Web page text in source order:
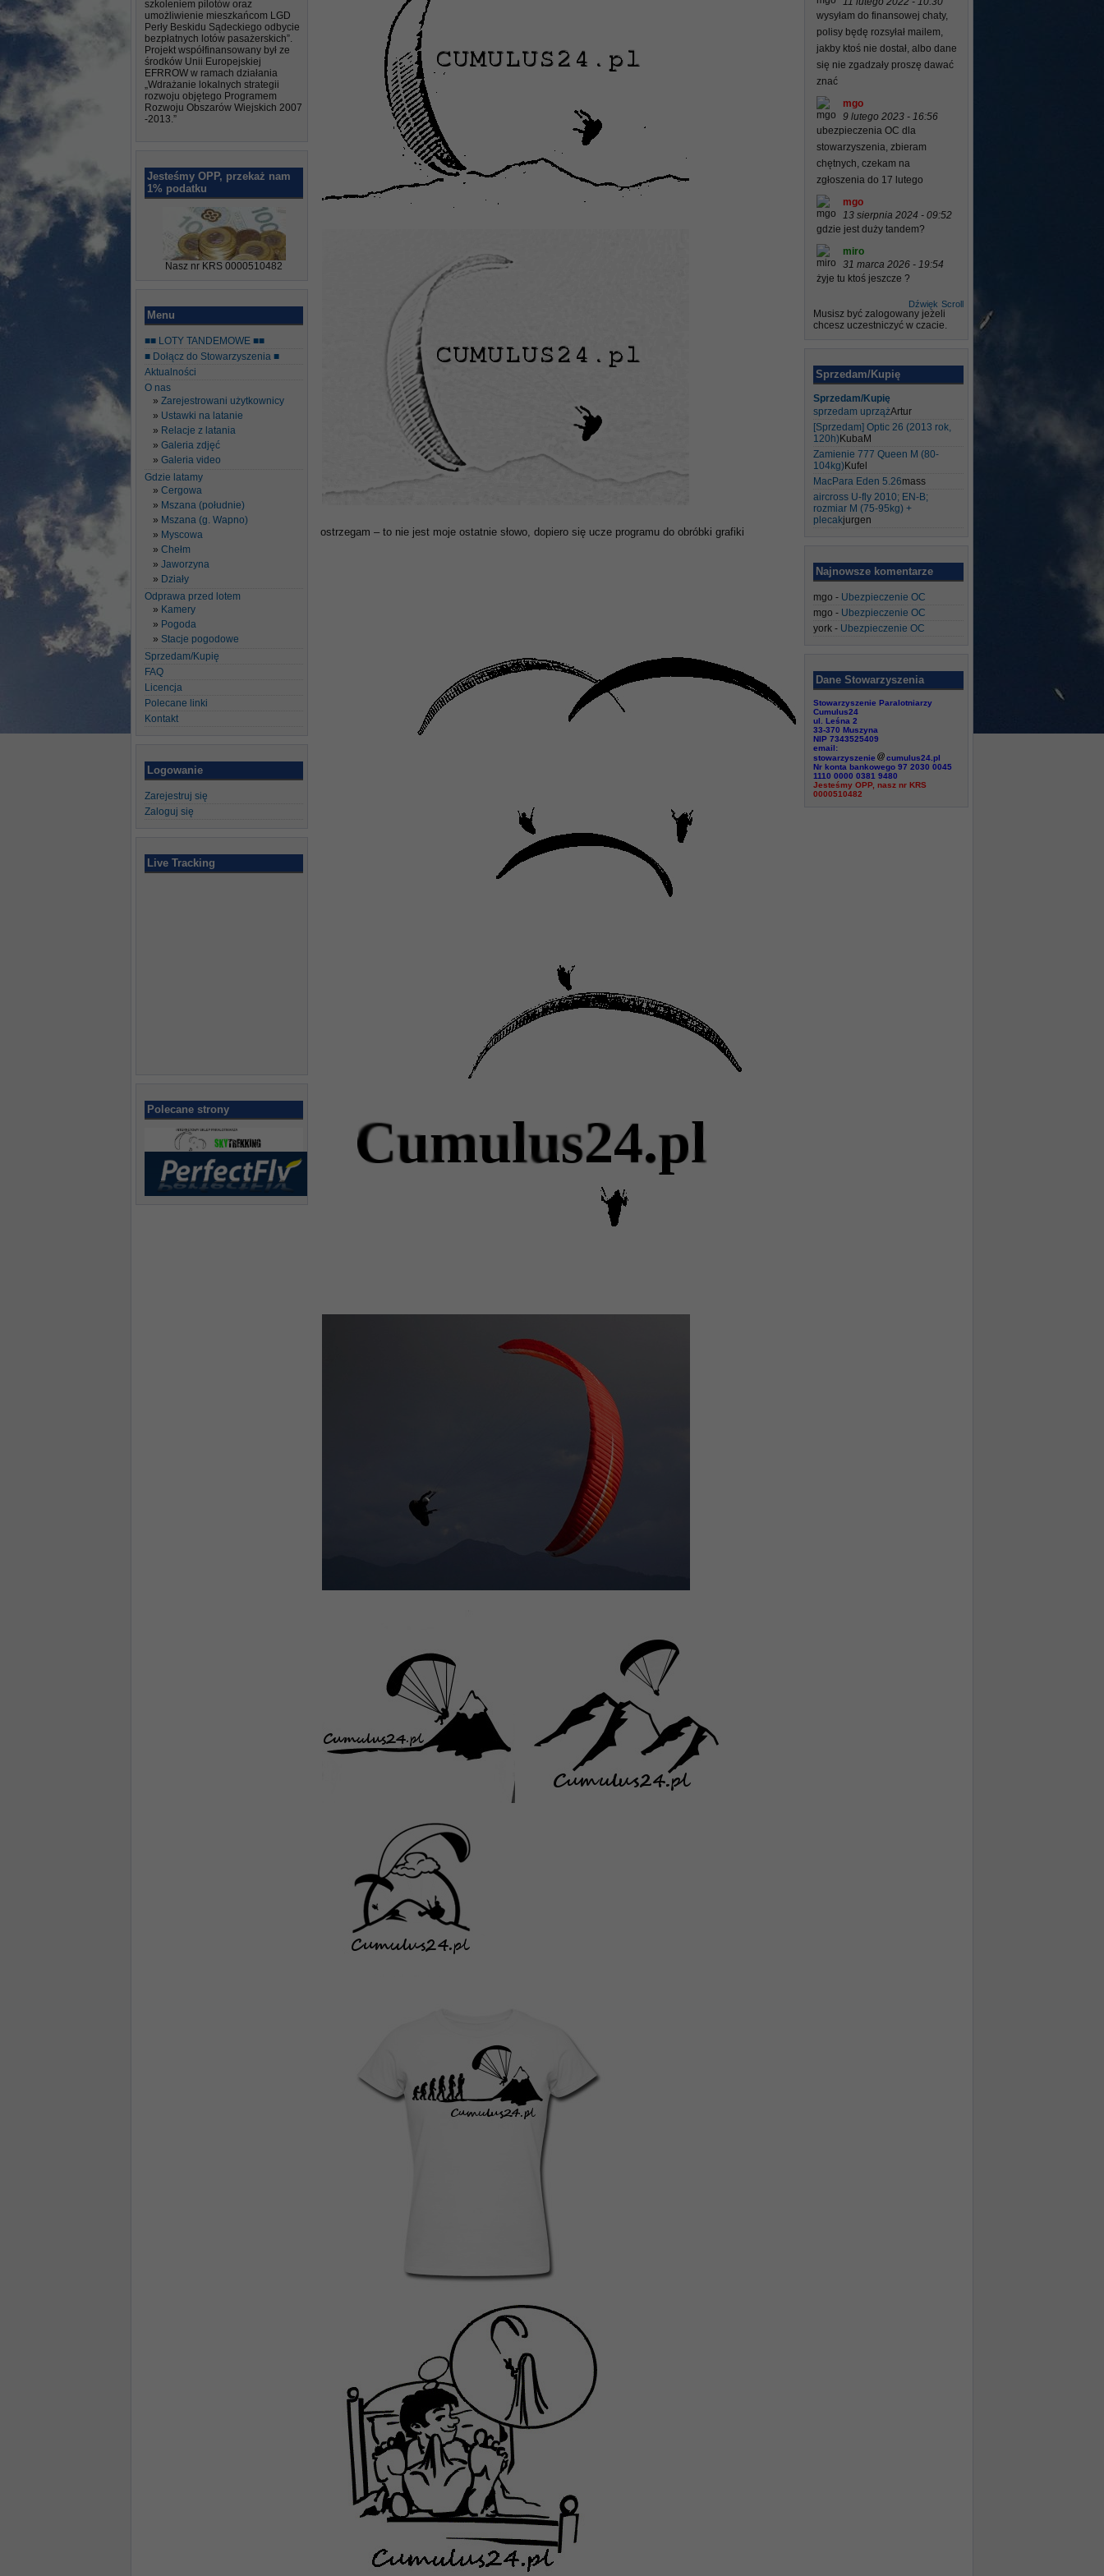
szkoleniem pilotów oraz
umożliwienie mieszkańcom LGD
Perły Beskidu Sądeckiego odbycie
bezpłatnych lotów pasażerskich”.
Projekt współfinansowany był ze
środków Unii Europejskiej
EFRROW w ramach działania
„Wdrażanie lokalnych strategii
rozwoju objętego Programem
Rozwoju Obszarów Wiejskich 2007
-2013.”
Jesteśmy OPP, przekaż nam
1% podatku
Nasz nr KRS 0000510482
Menu
■■ LOTY TANDEMOWE ■■
■ Dołącz do Stowarzyszenia ■
Aktualności
O nas
Zarejestrowani użytkownicy
Ustawki na latanie
Relacje z latania
Galeria zdjęć
Galeria video
Gdzie latamy
Cergowa
Mszana (południe)
Mszana (g. Wapno)
Myscowa
Chełm
Jaworzyna
Działy
Odprawa przed lotem
Kamery
Pogoda
Stacje pogodowe
Sprzedam/Kupię
FAQ
Licencja
Polecane linki
Kontakt
Logowanie
Zarejestruj się
Zaloguj się
Live Tracking
Polecane strony
ostrzegam – to nie jest moje ostatnie słowo, dopiero się ucze programu do obróbki grafiki
wysyłam do finansowej chaty,
polisy będę rozsyłał mailem,
jakby ktoś nie dostał, albo dane
się nie zgadzały proszę dawać
znać
mgo
9 lutego 2023 - 16:56
ubezpieczenia OC dla
stowarzyszenia, zbieram
chętnych, czekam na
zgłoszenia do 17 lutego
mgo
13 sierpnia 2024 - 09:52
gdzie jest duży tandem?
miro
31 marca 2026 - 19:54
żyje tu ktoś jeszcze ?
Scroll
Dźwięk
Musisz być zalogowany jeżeli
chcesz uczestniczyć w czacie.
Sprzedam/Kupię
Sprzedam/Kupię
sprzedam uprzążArtur
[Sprzedam] Optic 26 (2013 rok,
120h) KubaM
Zamienie 777 Queen M (80-
104kg) Kufel
MacPara Eden 5.26mass
aircross U-fly 2010; EN-B;
rozmiar M (75-95kg) +
plecakjurgen
Najnowsze komentarze
mgo - Ubezpieczenie OC
mgo - Ubezpieczenie OC
york - Ubezpieczenie OC
Dane Stowarzyszenia
Stowarzyszenie Paralotniarzy
Cumulus24
ul. Leśna 2
33-370 Muszyna
NIP 7343525409
email:
stowarzyszenie
cumulus24.pl
Nr konta bankowego 97 2030 0045
1110 0000 0381 9480
Jesteśmy OPP, nasz nr KRS
0000510482